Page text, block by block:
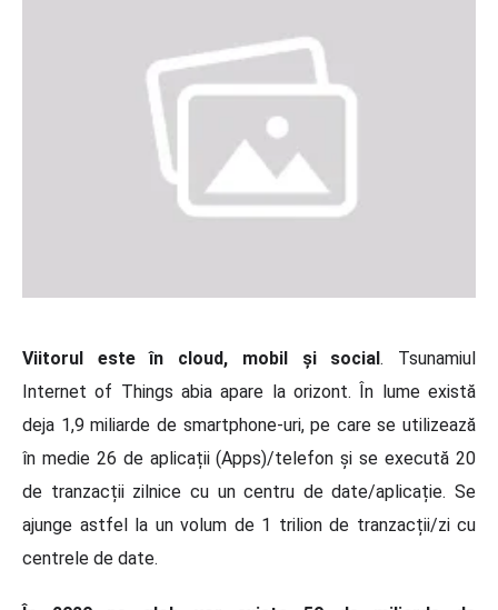
Viitorul este în cloud, mobil și social. Tsunamiul
Internet of Things abia apare la orizont. În lume există
deja 1,9 miliarde de smartphone-uri, pe care se utilizează
în medie 26 de aplicații (Apps)/telefon și se execută 20
de tranzacții zilnice cu un centru de date/aplicație. Se
ajunge astfel la un volum de 1 trilion de tranzacții/zi cu
centrele de date.